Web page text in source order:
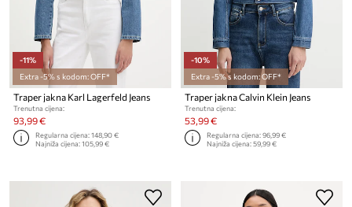
-11%
Extra -5% s kodom: OFF*
Traper jakna Karl Lagerfeld Jeans
Trenutna cijena:
93,99 €
Regularna cijena:148,90 €
Najniža cijena:105,99 €
-10%
Extra -5% s kodom: OFF*
Traper jakna Calvin Klein Jeans
Trenutna cijena:
53,99 €
Regularna cijena:96,99 €
Najniža cijena:59,99 €